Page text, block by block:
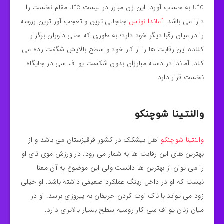
ufc به حساب آورد. این زن مبارز در لیست ufc مقام نخست را
دارا می باشد.آماندا نونس جنجالی ترین و تعجب آور ترین رزومه
را در میان رقبا دیگر خود دارد؛ به طوری که حتی داوران برگزار
کننده این رقابت ها را از کار خود و سطح بالایش شگفت زده می
کند. آماندا در دسته مبارزان بدون شکست یو اف سی در جایگاه
نخست قرار دارد.
والنتینا شوچنکو
والنتینا شوچنکو اهل بیشکک در کشور قرقیزستان می باشد و از
بهترین های این رقابت ها به شمار می رود. در ورزش موی تای او
را می توان از بهترین ها دانست ولی این موضوع به آن معنا
نیست که او در داخل رینگ عملکرد ضعیفی داشته باشد. او خیلی
زود می تواند با ناک اوت کردن حریفان به پیروزی برسد. او در
میان زنان یو اف سی کار روسیه سطح بسیار بالاتری دارد.